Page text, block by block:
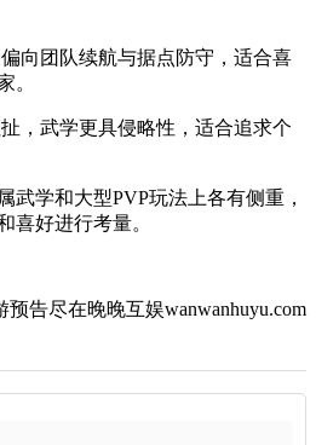
向团队续航与据点防守，适合喜
。
，武学更具侵略性，适合追求个
武学和大型PVP玩法上各有侧重，
喜好进行考量。
告尽在晚晚互娱wanwanhuyu.com